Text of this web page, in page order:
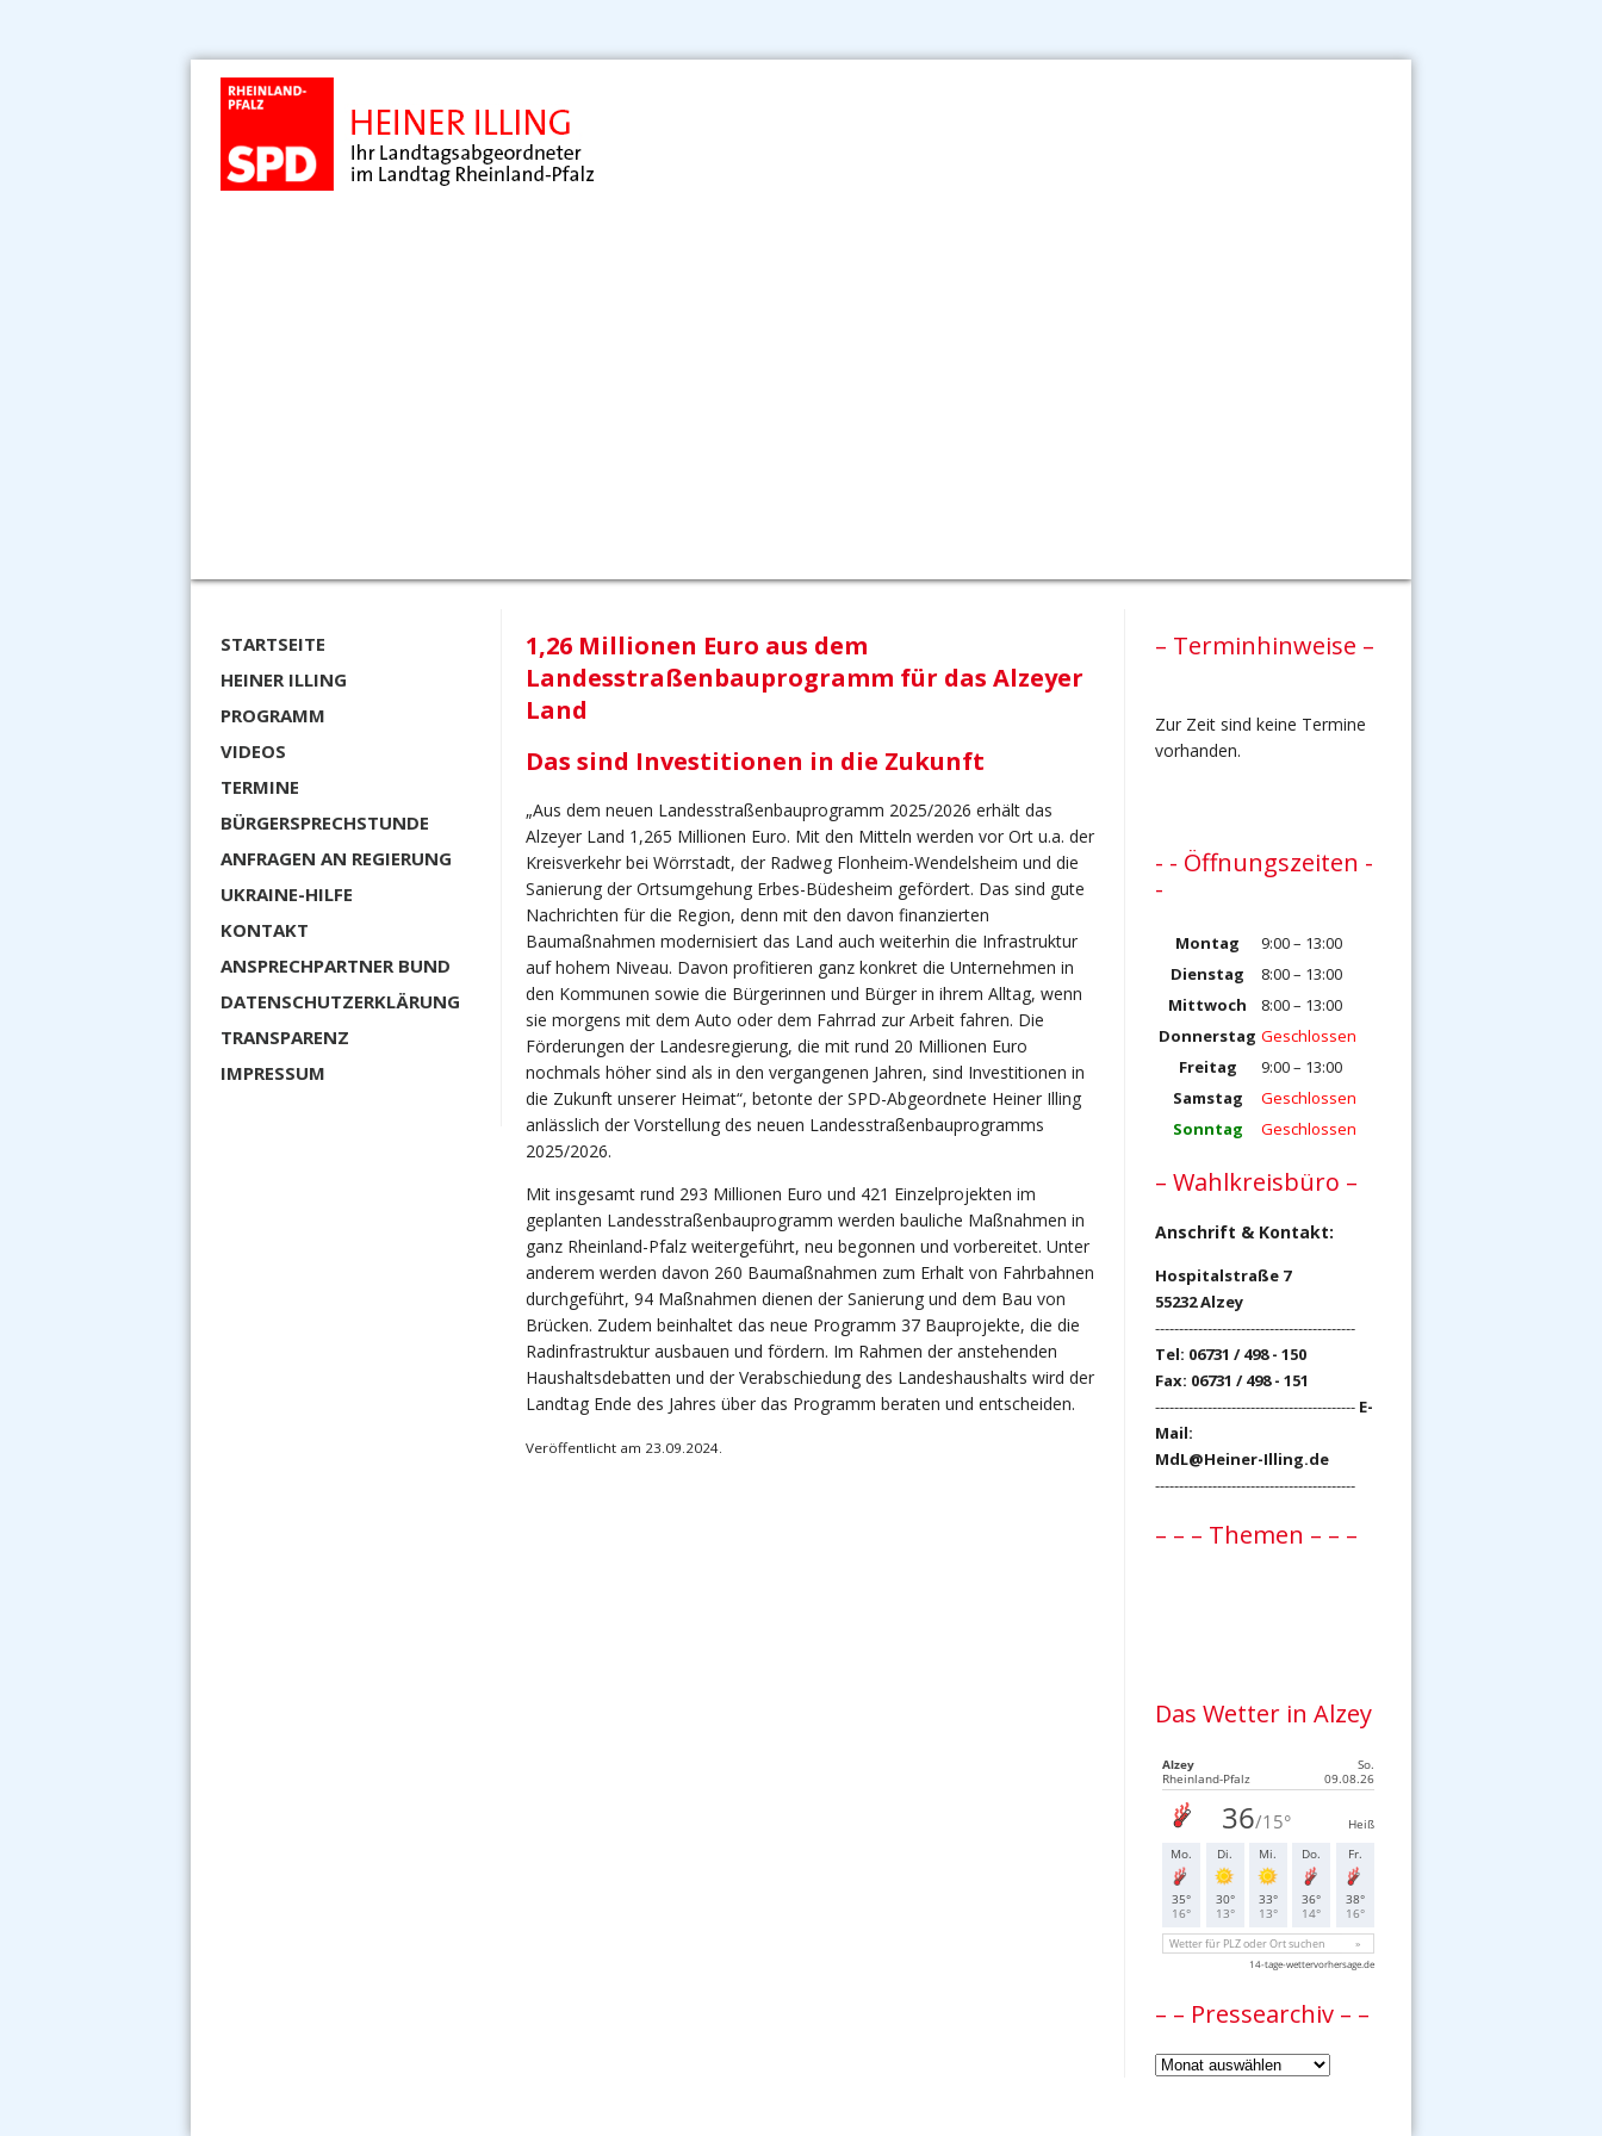
STARTSEITE
HEINER ILLING
PROGRAMM
VIDEOS
TERMINE
BÜRGERSPRECHSTUNDE
ANFRAGEN AN REGIERUNG
UKRAINE-HILFE
KONTAKT
ANSPRECHPARTNER BUND
DATENSCHUTZERKLÄRUNG
TRANSPARENZ
IMPRESSUM
1,26 Millionen Euro aus dem
Landesstraßenbauprogramm für das Alzeyer
Land
Das sind Investitionen in die Zukunft
„Aus dem neuen Landesstraßenbauprogramm 2025/2026 erhält das
Alzeyer Land 1,265 Millionen Euro. Mit den Mitteln werden vor Ort u.a. der
Kreisverkehr bei Wörrstadt, der Radweg Flonheim-Wendelsheim und die
Sanierung der Ortsumgehung Erbes-Büdesheim gefördert. Das sind gute
Nachrichten für die Region, denn mit den davon finanzierten
Baumaßnahmen modernisiert das Land auch weiterhin die Infrastruktur
auf hohem Niveau. Davon profitieren ganz konkret die Unternehmen in
den Kommunen sowie die Bürgerinnen und Bürger in ihrem Alltag, wenn
sie morgens mit dem Auto oder dem Fahrrad zur Arbeit fahren. Die
Förderungen der Landesregierung, die mit rund 20 Millionen Euro
nochmals höher sind als in den vergangenen Jahren, sind Investitionen in
die Zukunft unserer Heimat“, betonte der SPD-Abgeordnete Heiner Illing
anlässlich der Vorstellung des neuen Landesstraßenbauprogramms
2025/2026.
Mit insgesamt rund 293 Millionen Euro und 421 Einzelprojekten im
geplanten Landesstraßenbauprogramm werden bauliche Maßnahmen in
ganz Rheinland-Pfalz weitergeführt, neu begonnen und vorbereitet. Unter
anderem werden davon 260 Baumaßnahmen zum Erhalt von Fahrbahnen
durchgeführt, 94 Maßnahmen dienen der Sanierung und dem Bau von
Brücken. Zudem beinhaltet das neue Programm 37 Bauprojekte, die die
Radinfrastruktur ausbauen und fördern. Im Rahmen der anstehenden
Haushaltsdebatten und der Verabschiedung des Landeshaushalts wird der
Landtag Ende des Jahres über das Programm beraten und entscheiden.
Veröffentlicht am 23.09.2024.
– Terminhinweise –
Zur Zeit sind keine Termine
vorhanden.
- - Öffnungszeiten -
-
Montag
9:00 – 13:00
Dienstag
8:00 – 13:00
Mittwoch
8:00 – 13:00
Donnerstag Geschlossen
Freitag
9:00 – 13:00
Samstag
Geschlossen
Sonntag
Geschlossen
– Wahlkreisbüro –
Anschrift & Kontakt:
Hospitalstraße 7
55232 Alzey
------------------------------------------
Tel: 06731 / 498 - 150
Fax: 06731 / 498 - 151
------------------------------------------ E-
Mail:
MdL@Heiner-Illing.de
------------------------------------------
– – – Themen – – –
Das Wetter in Alzey
– – Pressearchiv – –